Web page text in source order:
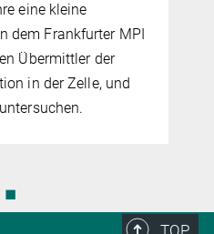
eine kleine
dem Frankfurter MPI
Übermittler der
in der Zelle, und
◼